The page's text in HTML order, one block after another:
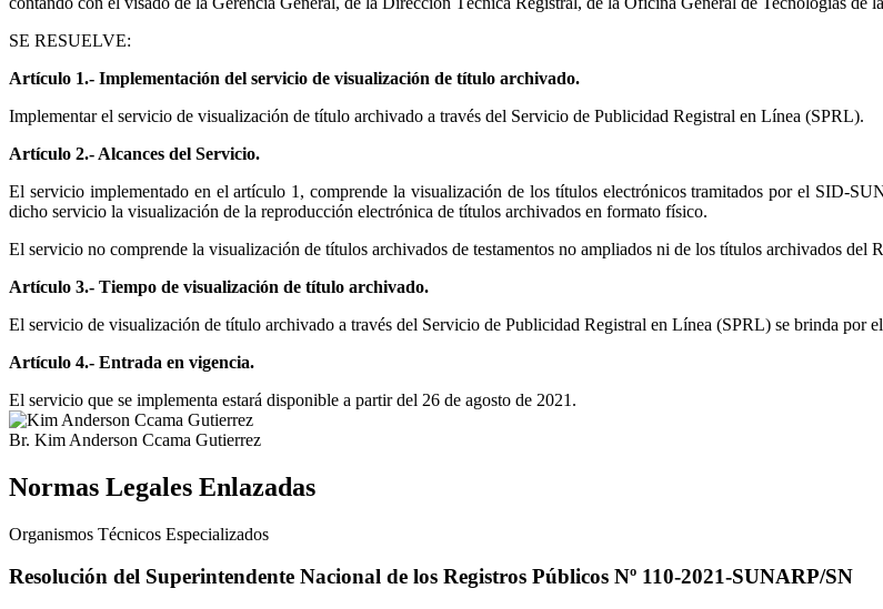
SE RESUELVE:
Artículo 1.- Implementación del servicio de visualización de título archivado.
Implementar el servicio de visualización de título archivado a través del Servicio de Publicidad Registral en Línea (SPRL).
Artículo 2.- Alcances del Servicio.
El servicio implementado en el artículo 1, comprende la visualización de los títulos electrónicos tramitados por el SID-
dicho servicio la visualización de la reproducción electrónica de títulos archivados en formato físico.
El servicio no comprende la visualización de títulos archivados de testamentos no ampliados ni de los títulos archivados del
Artículo 3.- Tiempo de visualización de título archivado.
El servicio de visualización de título archivado a través del Servicio de Publicidad Registral en Línea (SPRL) se brinda por
Artículo 4.- Entrada en vigencia.
El servicio que se implementa estará disponible a partir del 26 de agosto de 2021.
Br. Kim Anderson Ccama Gutierrez
Normas Legales Enlazadas
Organismos Técnicos Especializados
Resolución del Superintendente Nacional de los Registros Públicos Nº 110-2021-SUNARP/SN